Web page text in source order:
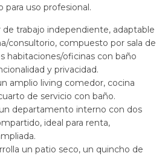
para uso profesional.
trabajo independiente, adaptable
consultorio, compuesto por sala de
habitaciones/oficinas con baño
y privacidad.
amplio living comedor, cocina
de servicio con baño.
departamento interno con dos
ideal para renta,
un patio seco, un quincho de